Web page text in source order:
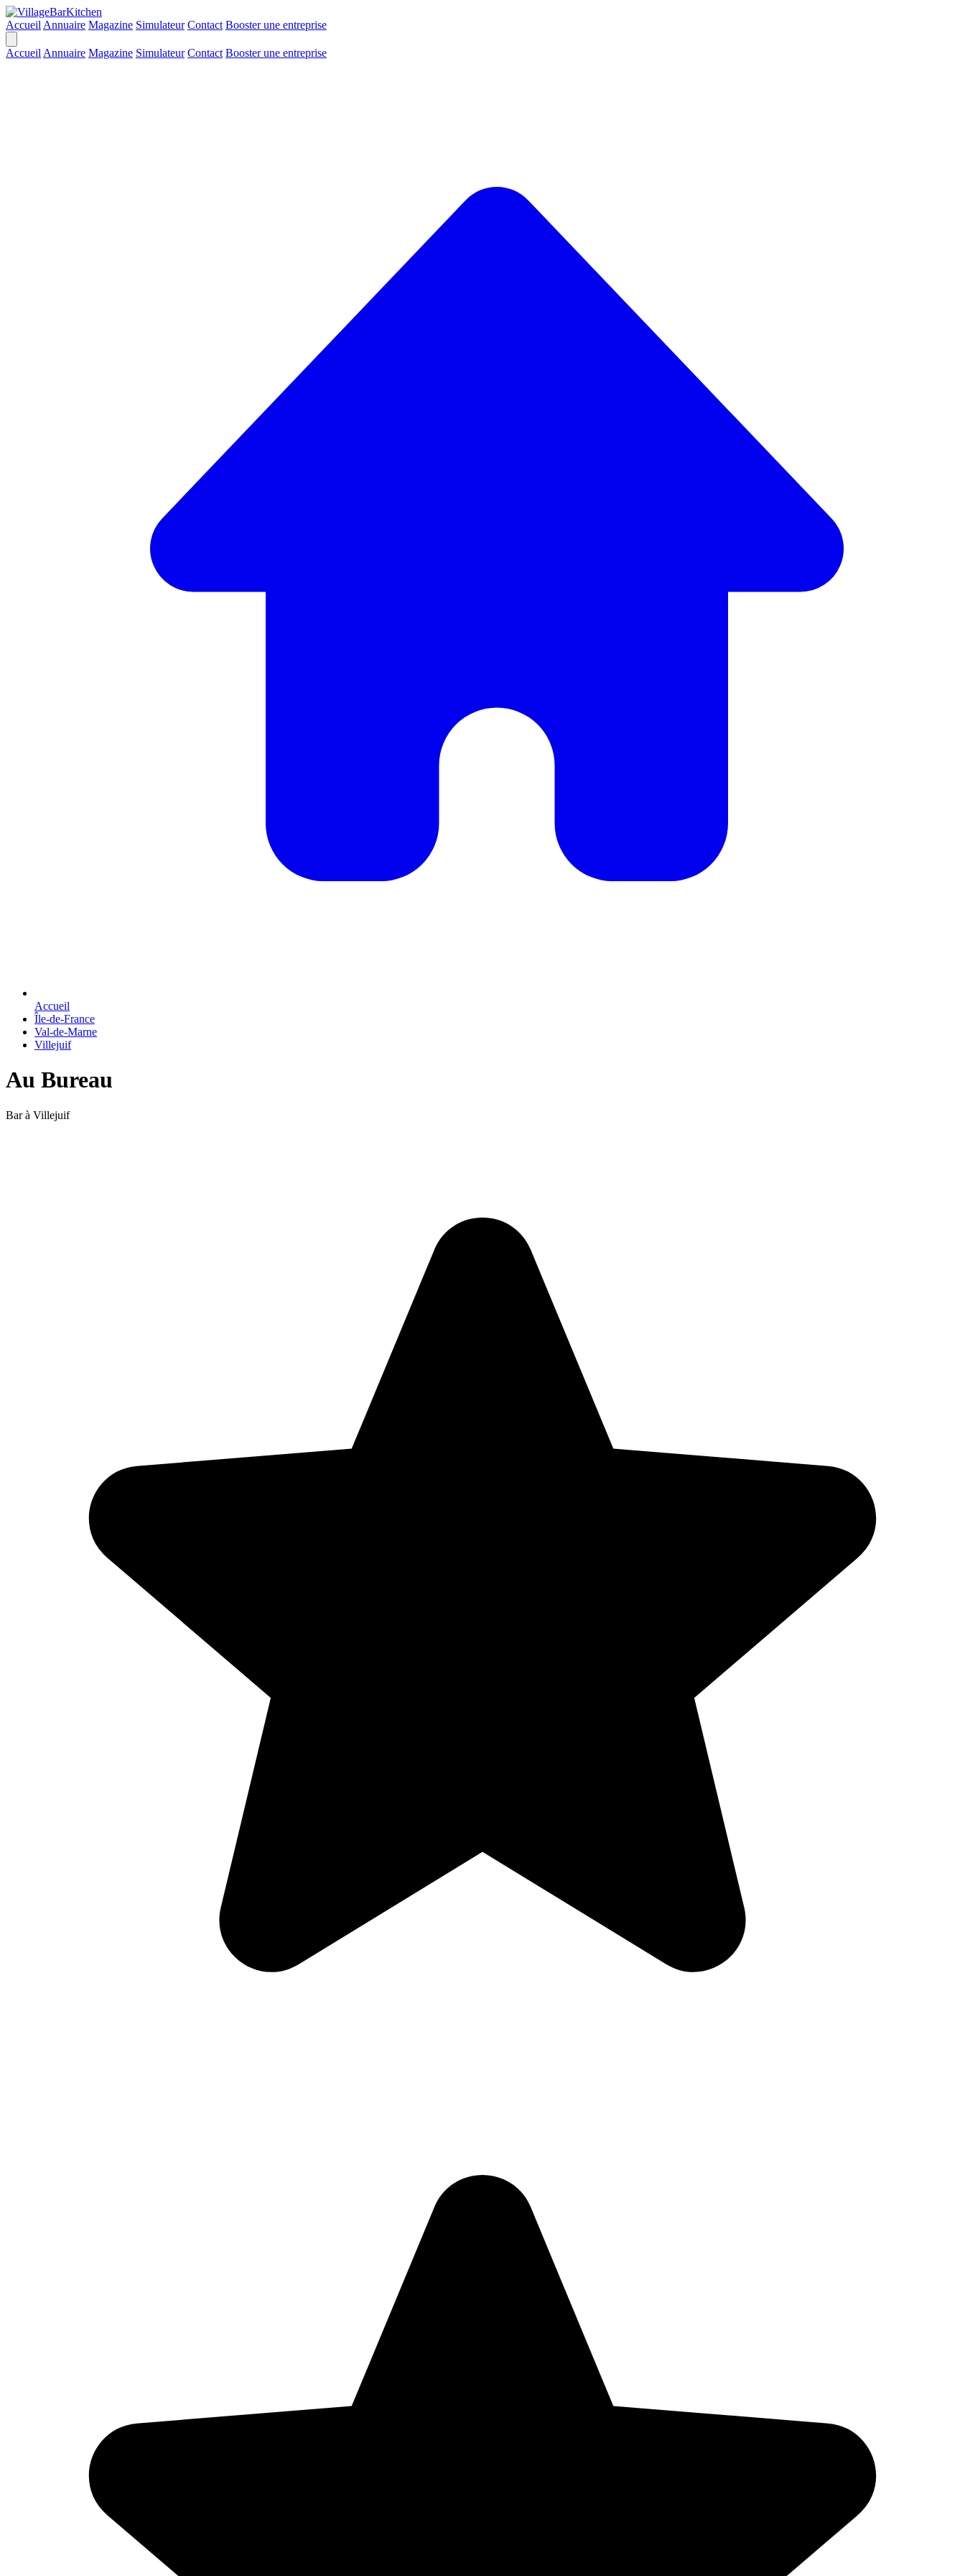
Accueil Annuaire Magazine Simulateur Contact Booster une entreprise
Accueil Annuaire Magazine Simulateur Contact Booster une entreprise
Accueil
Île-de-France
Val-de-Marne
Villejuif
Au Bureau
Bar à Villejuif